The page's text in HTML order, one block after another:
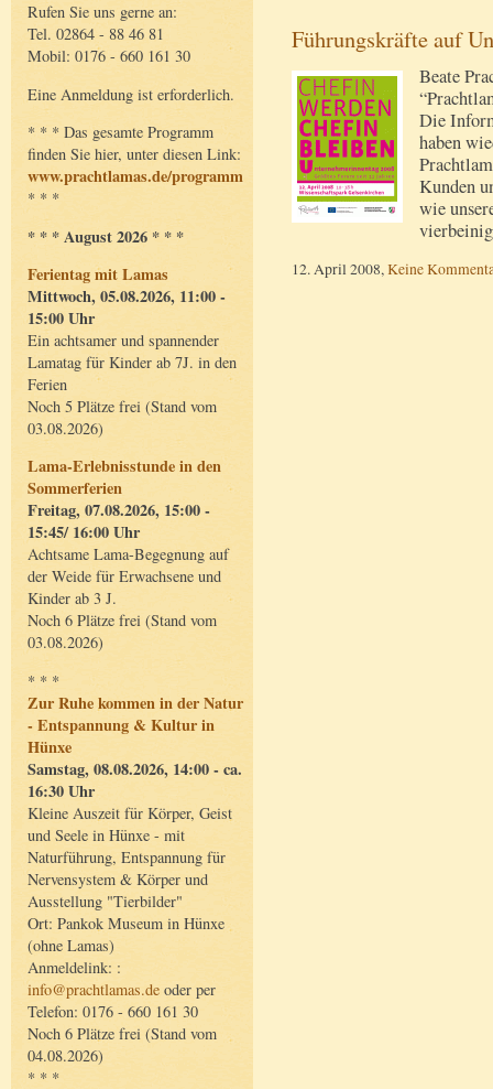
Rufen Sie uns gerne an:
Tel. 02864 - 88 46 81
Mobil: 0176 - 660 161 30
Eine Anmeldung ist erforderlich.
* * * Das gesamte Programm
finden Sie hier, unter diesen Link:
www.prachtlamas.de/programm
* * *
* * * August 2026 * * *
Ferientag mit Lamas
Mittwoch, 05.08.2026, 11:00 -
15:00 Uhr
Ein achtsamer und spannender
Lamatag für Kinder ab 7J. in den
Ferien
Noch 5 Plätze frei (Stand vom
03.08.2026)
Lama-Erlebnisstunde in den
Sommerferien
Freitag, 07.08.2026, 15:00 -
15:45/ 16:00 Uhr
Achtsame Lama-Begegnung auf
der Weide für Erwachsene und
Kinder ab 3 J.
Noch 6 Plätze frei (Stand vom
03.08.2026)
* * *
Zur Ruhe kommen in der Natur
- Entspannung & Kultur in
Hünxe
Samstag, 08.08.2026, 14:00 - ca.
16:30 Uhr
Kleine Auszeit für Körper, Geist
und Seele in Hünxe - mit
Naturführung, Entspannung für
Nervensystem & Körper und
Ausstellung "Tierbilder"
Ort: Pankok Museum in Hünxe
(ohne Lamas)
Anmeldelink: :
info@prachtlamas.de oder per
Telefon: 0176 - 660 161 30
Noch 6 Plätze frei (Stand vom
04.08.2026)
* * *
Führungskräfte auf
Beate
Die
haben
Kunden
wie
12. April 2008,Keine